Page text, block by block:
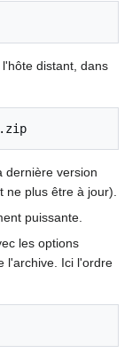
distant, dans
dernière version
ne plus être à jour).
puissante.
les options
l'archive. Ici l'ordre